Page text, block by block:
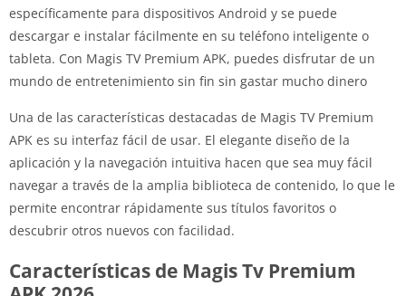
específicamente para dispositivos Android y se puede
descargar e instalar fácilmente en su teléfono inteligente o
tableta. Con Magis TV Premium APK, puedes disfrutar de un
mundo de entretenimiento sin fin sin gastar mucho dinero
Una de las características destacadas de Magis TV Premium
APK es su interfaz fácil de usar. El elegante diseño de la
aplicación y la navegación intuitiva hacen que sea muy fácil
navegar a través de la amplia biblioteca de contenido, lo que le
permite encontrar rápidamente sus títulos favoritos o
descubrir otros nuevos con facilidad.
Características de Magis Tv Premium